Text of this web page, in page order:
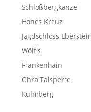
Schloßbergkanzel
Hohes Kreuz
Jagdschloss Eberstein
Wölfis
Frankenhain
Ohra Talsperre
Kulmberg